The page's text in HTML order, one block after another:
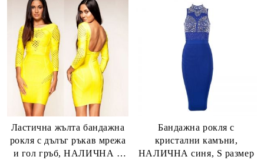
Ластична жълта бандажна
рокля с дълъг ръкав мрежа
и гол гръб, НАЛИЧНА S
Бандажна рокля с
кристални камъни,
НАЛИЧНА синя, S размер